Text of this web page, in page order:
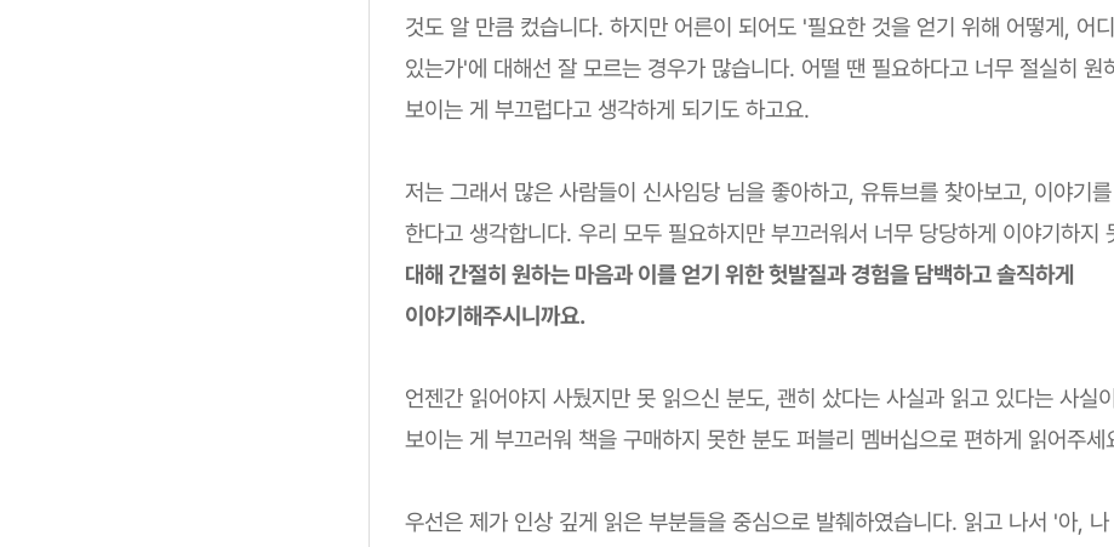
것도 알 만큼 컸습니다. 하지만 어른이 되어도 '필요한 것을 얻기 위해 어떻게, 어
있는가'에 대해선 잘 모르는 경우가 많습니다. 어떨 땐 필요하다고 너무 절실히 원
보이는 게 부끄럽다고 생각하게 되기도 하고요.
저는 그래서 많은 사람들이 신사임당 님을 좋아하고, 유튜브를 찾아보고, 이야기
한다고 생각합니다. 우리 모두 필요하지만 부끄러워서 너무 당당하게 이야기하지
대해 간절히 원하는 마음과 이를 얻기 위한 헛발질과 경험을 담백하고 솔직하게
이야기해주시니까요.
언젠간 읽어야지 사뒀지만 못 읽으신 분도, 괜히 샀다는 사실과 읽고 있다는 사실
보이는 게 부끄러워 책을 구매하지 못한 분도 퍼블리 멤버십으로 편하게 읽어주세
우선은 제가 인상 깊게 읽은 부분들을 중심으로 발췌하였습니다. 읽고 나서 '아,